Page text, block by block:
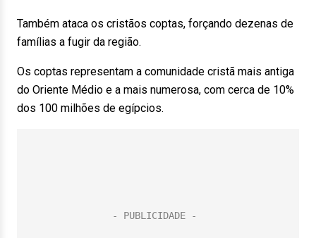
Também ataca os cristãos coptas, forçando dezenas de
famílias a fugir da região.
Os coptas representam a comunidade cristã mais antiga
do Oriente Médio e a mais numerosa, com cerca de 10%
dos 100 milhões de egípcios.